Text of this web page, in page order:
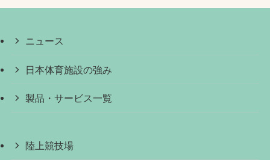
ニュース
日本体育施設の強み
製品・サービス一覧
陸上競技場